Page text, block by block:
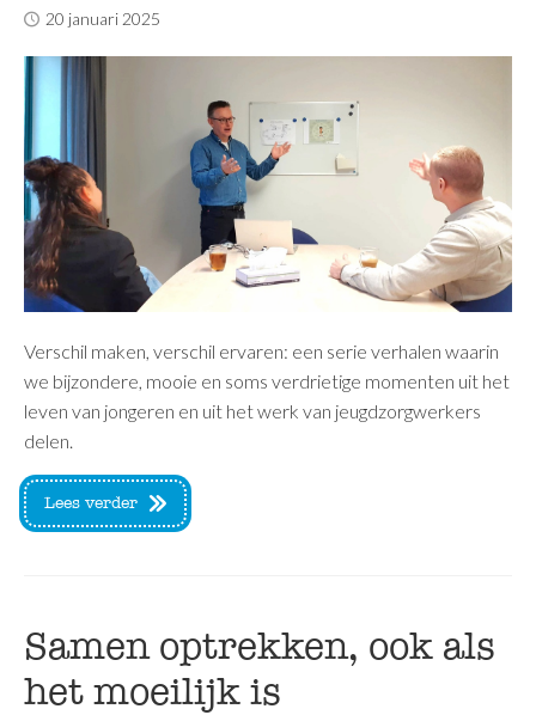
20 januari 2025
Verschil maken, verschil ervaren: een serie verhalen waarin
we bijzondere, mooie en soms verdrietige momenten uit het
leven van jongeren en uit het werk van jeugdzorgwerkers
delen.
Lees verder
Samen optrekken, ook als
het moeilijk is